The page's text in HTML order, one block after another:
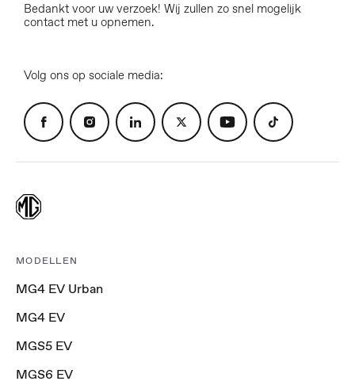
Bedankt voor uw verzoek! Wij zullen zo snel mogelijk
contact met u opnemen.
Volg ons op sociale media:
MODELLEN
MG4 EV Urban
MG4 EV
MGS5 EV
MGS6 EV